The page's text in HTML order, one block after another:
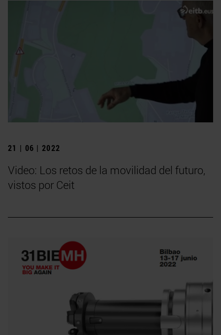
21 | 06 | 2022
Video: Los retos de la movilidad del futuro,
vistos por Ceit